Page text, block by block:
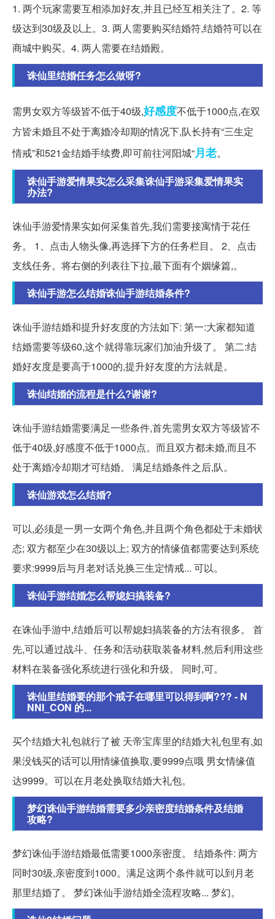
1. 两个玩家需要互相添加好友,并且已经互相关注了。2. 等
级达到30级及以上。3. 两人需要购买结婚符,结婚符可以在
商城中购买。4. 两人需要在结婚殿。
诛仙里结婚任务怎么做呀?
需男女双方等级皆不低于40级,好感度不低于1000点,在双
方皆未婚且不处于离婚冷却期的情况下,队长持有“三生定
情戒”和521金结婚手续费,即可前往河阳城“月老。
诛仙手游爱情果实怎么采集诛仙手游采集爱情果实
办法?
诛仙手游爱情果实如何采集首先,我们需要接寓情于花任
务。 1、点击人物头像,再选择下方的任务栏目。 2、点击
支线任务。将右侧的列表往下拉,最下面有个姻缘篇,。
诛仙手游怎么结婚诛仙手游结婚条件?
诛仙手游结婚和提升好友度的方法如下: 第一:大家都知道
结婚需要等级60,这个就得靠玩家们加油升级了。 第二:结
婚好友度是要高于1000的,提升好友度的方法就是。
诛仙结婚的流程是什么?谢谢?
诛仙手游结婚需要满足一些条件,首先需男女双方等级皆不
低于40级,好感度不低于1000点。而且双方都未婚,而且不
处于离婚冷却期才可结婚。 满足结婚条件之后,队。
诛仙游戏怎么结婚?
可以,必须是一男一女两个角色,并且两个角色都处于未婚状
态; 双方都至少在30级以上; 双方的情缘值都需要达到系统
要求:9999后与月老对话兑换三生定情戒... 可以。
诛仙手游结婚怎么帮媳妇搞装备?
在诛仙手游中,结婚后可以帮媳妇搞装备的方法有很多。 首
先,可以通过战斗、任务和活动获取装备材料,然后利用这些
材料在装备强化系统进行强化和升级。 同时,可。
诛仙里结婚要的那个戒子在哪里可以得到啊??? - N
NNI_CON 的...
买个结婚大礼包就行了被 天帝宝库里的结婚大礼包里有,如
果没钱买的话可以用情缘值换取,要9999点哦 男女情缘值
达9999。可以在月老处换取结婚大礼包。
梦幻诛仙手游结婚需要多少亲密度结婚条件及结婚
攻略?
梦幻诛仙手游结婚最低需要1000亲密度。 结婚条件: 两方
同时30级,亲密度到1000。满足这两个条件就可以到月老
那里结婚了。 梦幻诛仙手游结婚全流程攻略... 梦幻。